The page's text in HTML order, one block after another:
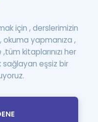
için , derslerimizin
okuma yapmanıza ,
kitaplarınızı her
eşsiz bir